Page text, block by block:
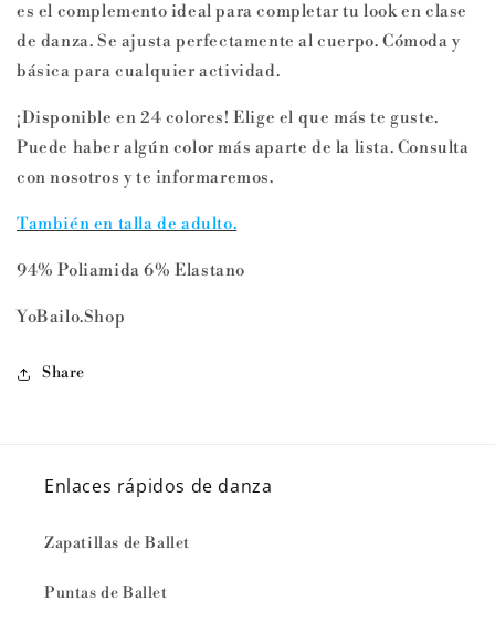
es el complemento ideal para completar tu look en clase
de danza. Se ajusta perfectamente al cuerpo. Cómoda y
básica para cualquier actividad.
¡Disponible en 24 colores! Elige el que más te guste.
Puede haber algún color más aparte de la lista. Consulta
con nosotros y te informaremos.
También en talla de adulto.
94% Poliamida 6% Elastano
YoBailo.Shop
Share
Enlaces rápidos de danza
Zapatillas de Ballet
Puntas de Ballet